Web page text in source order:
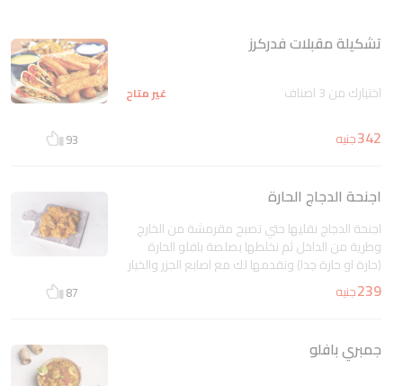
تشكيلة مقبلات فدركرز
اختيارك من 3 اصناف غير متاح
342جنيه 93
اجنحة الدجاج الحارة
اجنحة الدجاج نقليها حتي تصبح مقرمشة من الخارج
وطرية من الداخل ثم نخلطها بصلصة بافلو الحارة
(حارة او حارة جدا) ونقدمها لك مع اصابع الجزر والخيار
اضافة الي صلصة الرانش الكريمي الغنية
239جنيه 87
جمبري بافلو